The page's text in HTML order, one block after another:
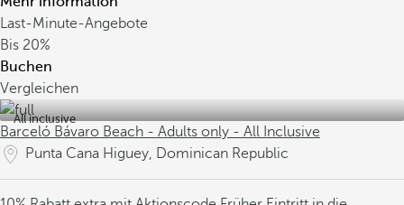
Last-Minute-Angebote
Bis 20%
Buchen
Vergleichen
All inclusive
Barceló Bávaro Beach - Adults only - All Inclusive
Punta Cana Higuey, Dominican Republic